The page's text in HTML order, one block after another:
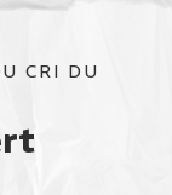
CRI DU